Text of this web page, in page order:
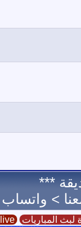
***
> واتساب
لبث المباريات yalla live